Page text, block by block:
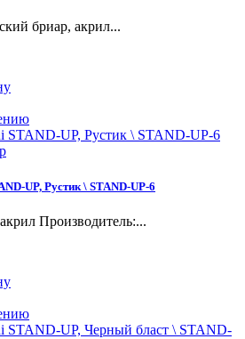
бриар, акрил...
UP, Рустик \ STAND-UP-6
Производитель:...